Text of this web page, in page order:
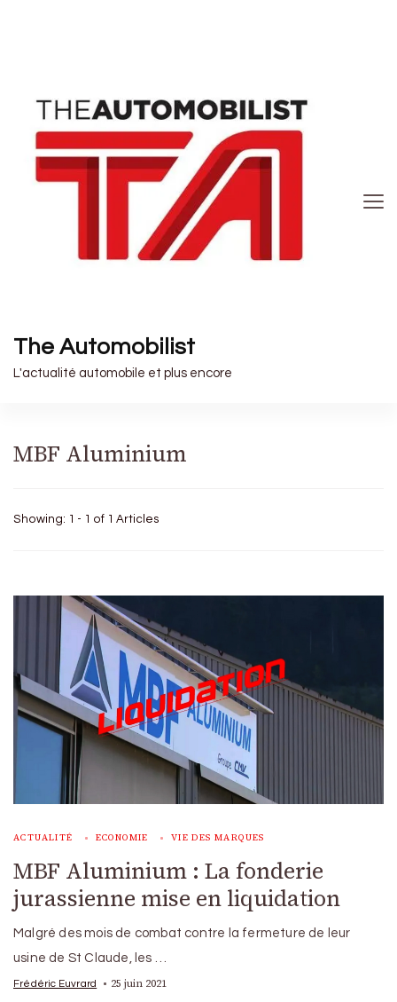
The Automobilist
L'actualité automobile et plus encore
MBF Aluminium
Showing: 1 - 1 of 1 Articles
ACTUALITÉ ECONOMIE VIE DES MARQUES
MBF Aluminium : La fonderie
jurassienne mise en liquidation
Malgré des mois de combat contre la fermeture de leur
usine de St Claude, les …
Frédéric Euvrard 25 juin 2021